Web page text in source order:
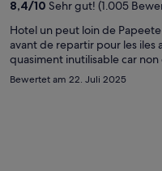
8,4/10 Sehr gut! (1.005
Hotel un peut loin de
avant de repartir pour les iles
quasiment inutilisable car
que cet hotel aurait besoin de
Bewertet am 22. Juli 2025